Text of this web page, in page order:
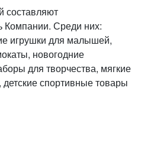
составляют
Компании. Среди них:
игрушки для малышей,
новогодние
для творчества, мягкие
спортивные товары